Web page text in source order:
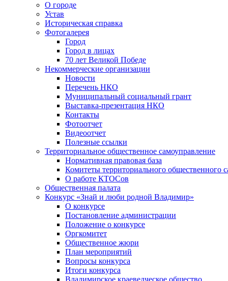
О городе
Устав
Историческая справка
Фотогалерея
Город
Город в лицах
70 лет Великой Победе
Некоммерческие организации
Новости
Перечень НКО
Муниципальный социальный грант
Выставка-презентация НКО
Контакты
Фотоотчет
Видеоотчет
Полезные ссылки
Территориальное общественное самоуправление
Нормативная правовая база
Комитеты территориального общественного
О работе КТОСов
Общественная палата
Конкурс «Знай и люби родной Владимир»
О конкурсе
Постановление администрации
Положение о конкурсе
Оргкомитет
Общественное жюри
План мероприятий
Вопросы конкурса
Итоги конкурса
Владимирское краеведческое общество